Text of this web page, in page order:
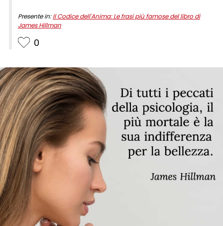
Presente in:Il Codice dell'Anima: Le frasi più famose del libro di
James Hillman
0